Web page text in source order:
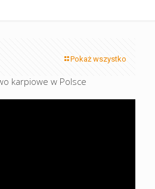
Pokaż wszystko
karpiowe w Polsce